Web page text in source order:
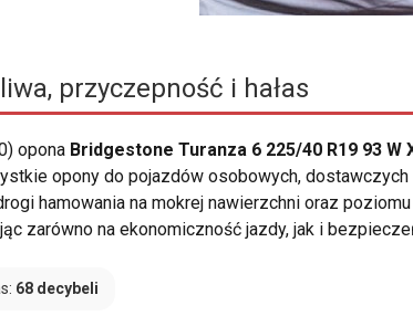
przyczepność i hałas
opona Bridgestone Turanza 6 225/40 R19 93 W
opony do pojazdów osobowych,
hamowania na mokrej nawierzchni oraz
zarówno na ekonomiczność jazdy, jak i
68 decybeli